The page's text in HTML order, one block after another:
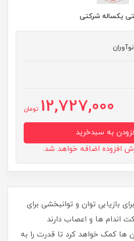
یکساله شرکتی
12,727,000 تومان
بازیابی توان و توانبخشی برای
اندام ها و اعصاب دارند
ها کمک خواهد کرد تا قدرت را به